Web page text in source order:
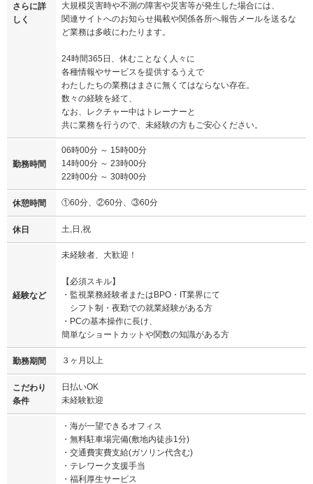
さらに詳
しく
大規模災害時や不測の障害や災害等が発生した場合には、
関連サイトへのお知らせ掲載や関係各所へ報告メールを送るな
ど業務は多岐にわたります。
24時間365日、休むことなく人々に
各種情報やサービスを提供するうえで
わたしたちの業務はまさに無くてはならない存在。
数々の経験を経て、
なお、レクチャー中はトレーナーと
共に業務を行うので、未経験の方もご安心ください。
勤務時間
06時00分 ～ 15時00分
14時00分 ～ 23時00分
22時00分 ～ 30時00分
休憩時間 ①60分、②60分、③60分
休日 土,日,祝
経験など
未経験者、大歓迎！
【必須スキル】
・監視業務経験者またはBPO・IT業界にて
シフト制・夜勤での就業経験がある方
・PCの基本操作に長け、
簡単なショートカットや関数の知識がある方
勤務期間 ３ヶ月以上
こだわり
条件
日払いOK
未経験歓迎
・海が一望できるオフィス
・無料駐車場完備(敷地内徒歩1分)
・交通費実費支給(ガソリン代含む)
・テレワーク支援手当
・福利厚生サービス